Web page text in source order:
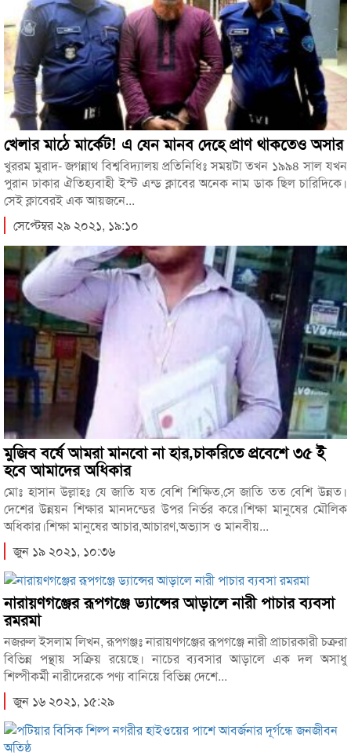
খেলার মাঠে মার্কেট! এ যেন মানব দেহে প্রাণ থাকতেও অসার
খুররম মুরাদ- জগন্নাথ বিশ্ববিদ্যালয় প্রতিনিধিঃ সময়টা তখন ১৯৯৪ সাল যখন
পুরান ঢাকার ঐতিহ্যবাহী ইস্ট এন্ড ক্লাবের অনেক নাম ডাক ছিল চারিদিকে।
সেই ক্লাবেরই এক আয়জনে...
সেপ্টেম্বর ২৯ ২০২১, ১৯:১০
মুজিব বর্ষে আমরা মানবো না হার,চাকরিতে প্রবেশে ৩৫ ই
হবে আমাদের অধিকার
মোঃ হাসান উল্লাহঃ যে জাতি যত বেশি শিক্ষিত,সে জাতি তত বেশি উন্নত।
দেশের উন্নয়ন শিক্ষার মানদন্ডের উপর নির্ভর করে।শিক্ষা মানুষের মৌলিক
অধিকার।শিক্ষা মানুষের আচার,আচারণ,অভ্যাস ও মানবীয়...
জুন ১৯ ২০২১, ১০:৩৬
নারায়ণগঞ্জের রূপগঞ্জে ড্যান্সের আড়ালে নারী পাচার ব্যবসা
রমরমা
নজরুল ইসলাম লিখন, রূপগঞ্জঃ নারায়ণগঞ্জের রূপগঞ্জে নারী প্রাচারকারী চক্ররা
বিভিন্ন পন্থায় সক্রিয় রয়েছে। নাচের ব্যবসার আড়ালে এক দল অসাধু
শিল্পীকর্মী নারীদেরকে পণ্য বানিয়ে বিভিন্ন দেশে...
জুন ১৬ ২০২১, ১৫:২৯